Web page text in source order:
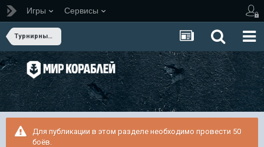
Игры Сервисы
Турнирный клуб
Для публикации в этом разделе необходимо провести 50
боёв.